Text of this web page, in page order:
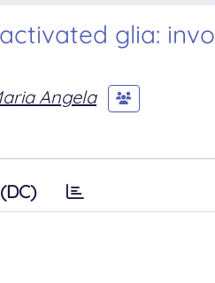
glia:
Angela